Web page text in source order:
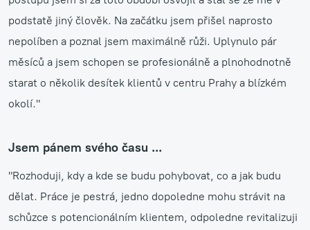
podstatě jiný člověk. Na začátku jsem přišel naprosto
nepolíben a poznal jsem maximálně růži. Uplynulo pár
měsíců a jsem schopen se profesionálně a plnohodnotně
starat o několik desítek klientů v centru Prahy a blízkém
okolí."
Jsem pánem svého času ...
"Rozhoduji, kdy a kde se budu pohybovat, co a jak budu
dělat. Práce je pestrá, jedno dopoledne mohu strávit na
schůzce s potencionálním klientem, odpoledne revitalizuji